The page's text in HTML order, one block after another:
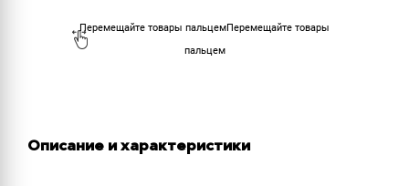
Перемещайте товары
пальцем
Описание и характеристики